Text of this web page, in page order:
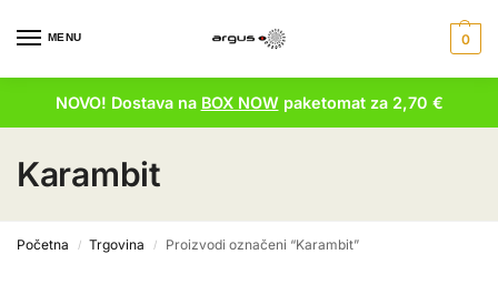
MENU 0
NOVO! Dostava na BOX NOWpaketomat za 2,70 €
Karambit
Početna / Trgovina / Proizvodi označeni “Karambit”